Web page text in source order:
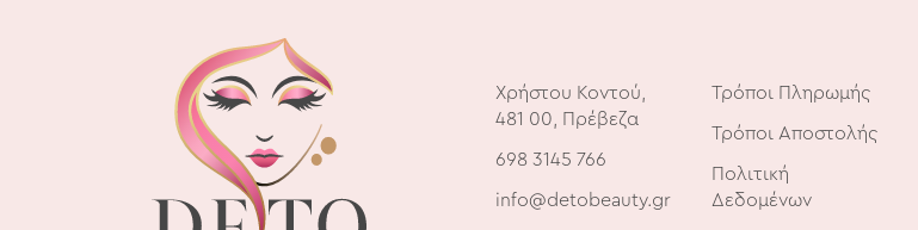
Χρήστου Κοντού,
481 00, Πρέβεζα
698 3145 766
info@detobeauty.gr
Τρόποι Πληρωμής
Τρόποι Αποστολής
Πολιτική
Δεδομένων